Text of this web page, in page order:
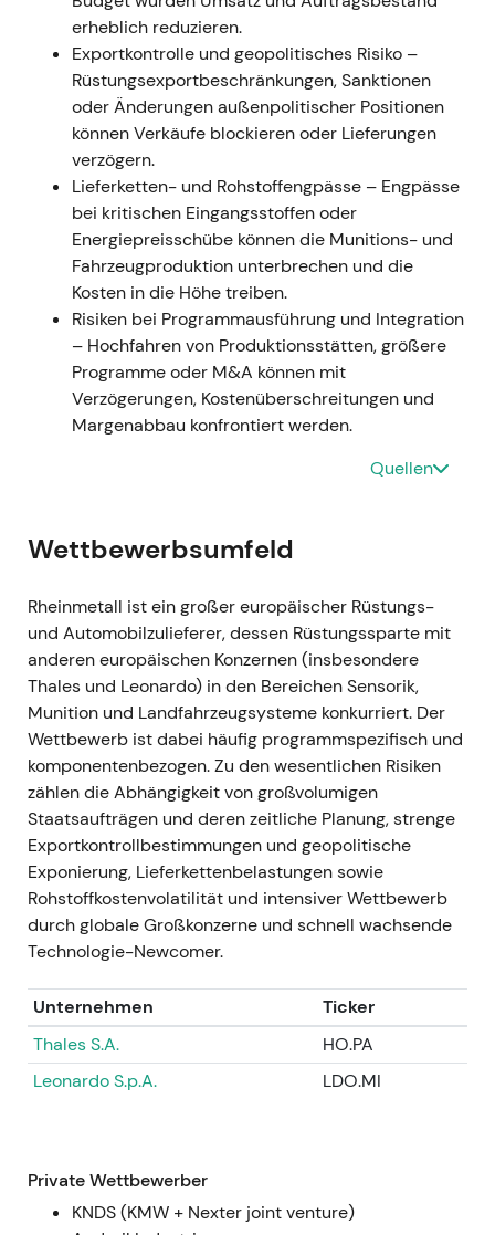
Lokalproduktion in der Ukraine- Mehrere große
Rahmenverträge und Abrufe für 155-mm-
Artilleriemunition und weitere Systeme
(Bundeswehr-Rahmenvertrag mit einem
potenziellen Bruttovolumen von rund €1,2 Mrd.);
dazu substanzielle Ukraine-Aufträge sowie
angekündigte Pläne zur lokalen Produktion von
Panzern und Munition in der Ukraine[7],[2], [12],[3].
- Das Marktbild verschob sich: Rheinmetall als
strategischer Partner der Ukraine mit dauerhafter,
mehrjähriger Umsatzsichtbarkeit — zugleich rückte
Ausführungsrisiko und die zeitliche Planung von
Abrufen stärker in den Fokus der Investoren[3],[11].
- Charttechnisch: Fortsetzung der Rallye,
unterbrochen von episodischen Konsolidierungen,
während der Markt Ausführungs- und Timing-
Risiken gegen die Stärke des Auftragsbestands
Ergebnisse mit Rekordauftragsbestand; das
Umsatz von über €10 Mrd. in Aussicht — getragen
von Großaufträgen in Munition, Kampffahrzeugen
und Luftverteidigung[1],[9]. - Die Wachstumsstory
wurde bekräftigt: Investoren sahen Rheinmetall als
klaren Profiteur der NATO-Aufrüstung mit hoher
Visibilität; Optimismus bezüglich Skalierung und
Margenausweitung stieg — ebenso wie die
Aufmerksamkeit für industrielle Kapazitätsgrenzen
[1],[9]. - Charttechnisch: Ausbruch auf mehrjährige
Hochs, da die Guidance die hohen Erwartungen
bestätigte und frische Käufe auslöste[1],[4].
Jul 2024 — Q2-Ergebnisse, bestätigter
Großauftragseingang und industrielle Zusagen
sich gegenüber dem Vorjahr; der Auftragseingang
im Quartal war außergewöhnlich hoch (berichtet
wurden rund €11,4 Mrd. allein im Q2); zudem wurden
Verträge zum Aufbau von
Ausführungsfähigkeit und rechtfertigten frühere
Neubewertungen — gleichzeitig wuchsen Bedenken
erheblich reduzieren.
Exportkontrolle und geopolitisches Risiko –
Rüstungsexportbeschränkungen, Sanktionen
oder Änderungen außenpolitischer Positionen
können Verkäufe blockieren oder Lieferungen
verzögern.
Lieferketten- und Rohstoffengpässe – Engpässe
bei kritischen Eingangsstoffen oder
Energiepreisschübe können die Munitions- und
Fahrzeugproduktion unterbrechen und die
Kosten in die Höhe treiben.
Risiken bei Programmausführung und Integration
– Hochfahren von Produktionsstätten, größere
Programme oder M&A können mit
Verzögerungen, Kostenüberschreitungen und
Margenabbau konfrontiert werden.
Quellen
Wettbewerbsumfeld
Rheinmetall ist ein großer europäischer Rüstungs-
und Automobilzulieferer, dessen Rüstungssparte mit
anderen europäischen Konzernen (insbesondere
Thales und Leonardo) in den Bereichen Sensorik,
Munition und Landfahrzeugsysteme konkurriert. Der
Wettbewerb ist dabei häufig programmspezifisch und
komponentenbezogen. Zu den wesentlichen Risiken
zählen die Abhängigkeit von großvolumigen
Staatsaufträgen und deren zeitliche Planung, strenge
Exportkontrollbestimmungen und geopolitische
Exponierung, Lieferkettenbelastungen sowie
Rohstoffkostenvolatilität und intensiver Wettbewerb
durch globale Großkonzerne und schnell wachsende
Technologie-Newcomer.
Unternehmen
Ticker
Thales S.A.
HO.PA
Leonardo S.p.A.
LDO.MI
Private Wettbewerber
KNDS (KMW + Nexter joint venture)